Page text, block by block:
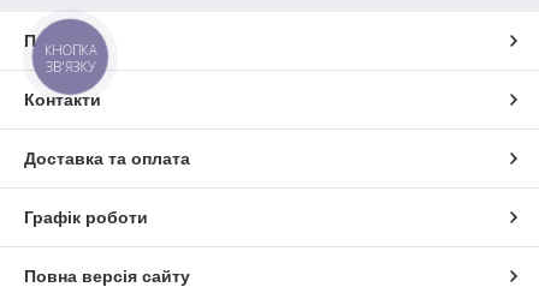
Про нас
Контакти
Доставка та оплата
Графік роботи
Повна версія сайту
КНОПКА
ЗВ'ЯЗКУ